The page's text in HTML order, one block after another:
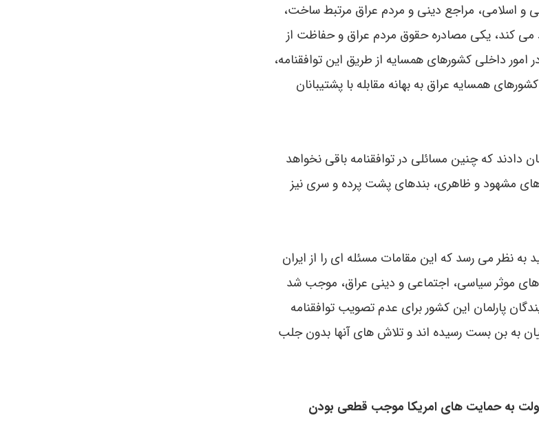
و اسلامی، مراجع دینی و مردم عراق مرتبط ساخت،
می کند، یکی مصادره حقوق مردم عراق و حفاظت از
داخلی کشورهای همسایه از طریق این توافقنامه،
همسایه عراق به بهانه مقابله با پشتیبانان
که چنین مسائلی در توافقنامه باقی نخواهد
مشهود و ظاهری، بندهای پشت پرده و سری نیز
به نظر می رسد که این مقامات مسئله ای را از ایران
های موثر سیاسی، اجتماعی و دینی عراق، موجب شد
پارلمان این کشور برای عدم تصویب توافقنامه
به بن بست رسیده اند و تلاش های آنها بدون جلب
دولت به حمایت های امریکا موجب قطعی بودن